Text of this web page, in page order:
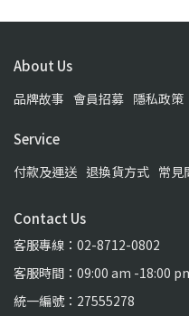
About Us
品牌故事 會員招募 隱私政策
Service
付款及運送 退換貨方式 常見
Contact Us
客服專線：02-8712-0802
客服時間：09:00 am -18:00
統一編號：27555278